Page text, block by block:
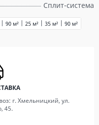
Сплит-система
90 м² 25 м² 35 м² 90 м²
г. Хмельницкий, ул.
45.